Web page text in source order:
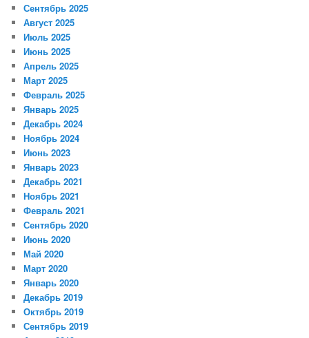
Сентябрь 2025
Август 2025
Июль 2025
Июнь 2025
Апрель 2025
Март 2025
Февраль 2025
Январь 2025
Декабрь 2024
Ноябрь 2024
Июнь 2023
Январь 2023
Декабрь 2021
Ноябрь 2021
Февраль 2021
Сентябрь 2020
Июнь 2020
Май 2020
Март 2020
Январь 2020
Декабрь 2019
Октябрь 2019
Сентябрь 2019